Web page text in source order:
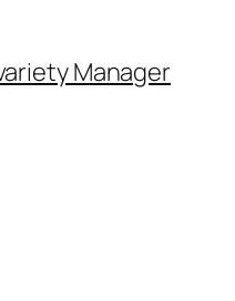
Manager